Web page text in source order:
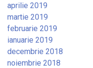
aprilie 2019
martie 2019
februarie 2019
ianuarie 2019
decembrie 2018
noiembrie 2018